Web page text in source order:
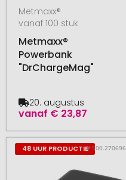
Metmaxx®
vanaf 100 stuk
Metmaxx®
Powerbank
"DrChargeMag"
vanaf € 23,87
20. augustus
48 UUR PRODUCTIE# 500.270696